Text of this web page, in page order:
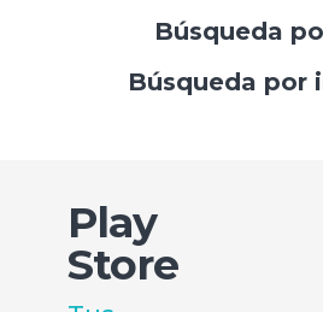
Búsqueda
Búsqueda por
Play
Store